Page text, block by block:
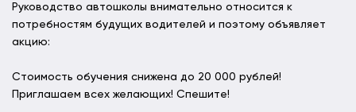
Руководство автошколы внимательно относится к
потребностям будущих водителей и поэтому объявляет
акцию:
Стоимость обучения снижена до 20 000 рублей!
Приглашаем всех желающих! Спешите!